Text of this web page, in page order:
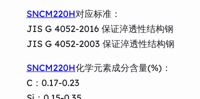
SNCM220H对应标准：
JIS G 4052-2016 保证淬透性结构钢
JIS G 4052-2003 保证淬透性结构钢
SNCM220H化学元素成分含量(%)：
C：0.17-0.23